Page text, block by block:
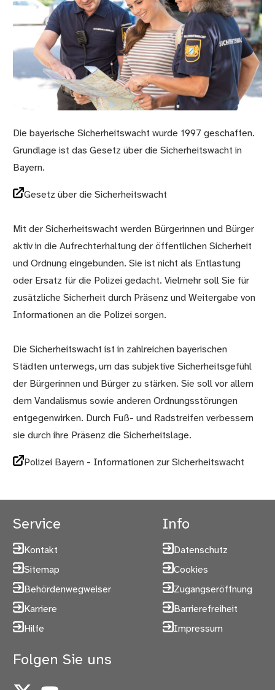
Die bayerische Sicherheitswacht wurde 1997 geschaffen.
Grundlage ist das Gesetz über die Sicherheitswacht in
Bayern.
Gesetz über die Sicherheitswacht
Mit der Sicherheitswacht werden Bürgerinnen und Bürger
aktiv in die Aufrechterhaltung der öffentlichen Sicherheit
und Ordnung eingebunden. Sie ist nicht als Entlastung
oder Ersatz für die Polizei gedacht. Vielmehr soll Sie für
zusätzliche Sicherheit durch Präsenz und Weitergabe von
Informationen an die Polizei sorgen.
Die Sicherheitswacht ist in zahlreichen bayerischen
Städten unterwegs, um das subjektive Sicherheitsgefühl
der Bürgerinnen und Bürger zu stärken. Sie soll vor allem
dem Vandalismus sowie anderen Ordnungsstörungen
entgegenwirken. Durch Fuß- und Radstreifen verbessern
sie durch ihre Präsenz die Sicherheitslage.
Polizei Bayern - Informationen zur Sicherheitswacht
Service
Kontakt
Sitemap
Behördenwegweiser
Karriere
Hilfe
Info
Datenschutz
Cookies
Zugangseröffnung
Barrierefreiheit
Impressum
Folgen Sie uns
X YouTube